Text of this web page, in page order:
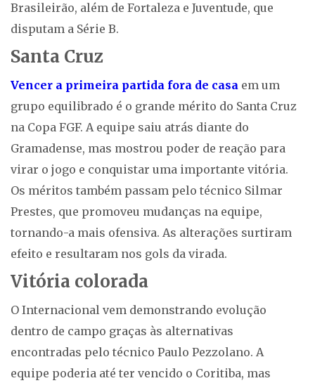
Brasileirão, além de Fortaleza e Juventude, que
disputam a Série B.
Santa Cruz
Vencer a primeira partida fora de casa em um
grupo equilibrado é o grande mérito do Santa Cruz
na Copa FGF. A equipe saiu atrás diante do
Gramadense, mas mostrou poder de reação para
virar o jogo e conquistar uma importante vitória.
Os méritos também passam pelo técnico Silmar
Prestes, que promoveu mudanças na equipe,
tornando-a mais ofensiva. As alterações surtiram
efeito e resultaram nos gols da virada.
Vitória colorada
O Internacional vem demonstrando evolução
dentro de campo graças às alternativas
encontradas pelo técnico Paulo Pezzolano. A
equipe poderia até ter vencido o Coritiba, mas